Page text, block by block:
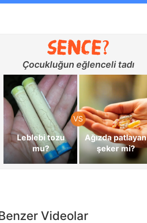
Çocukluğun eğlenceli tadı
Leblebi tozu
mu?
Ağızda patlayan
şeker mi?
Videolar